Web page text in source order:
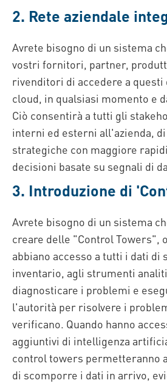
2. Rete aziendale
Avrete bisogno di un sistema
vostri fornitori, partner,
rivenditori di accedere a questi
cloud, in qualsiasi momento e
Ciò consentirà a tutti gli
interni ed esterni all'azienda,
strategiche con maggiore
decisioni basate su segnali di
3. Introduzione di
Avrete bisogno di un sistema
creare delle "Control Towers",
abbiano accesso a tutti i dati di
inventario, agli strumenti
diagnosticare i problemi e
l'autorità per risolvere i
verificano. Quando hanno
aggiuntivi di intelligenza
control towers permetteranno
di scomporre i dati in arrivo,